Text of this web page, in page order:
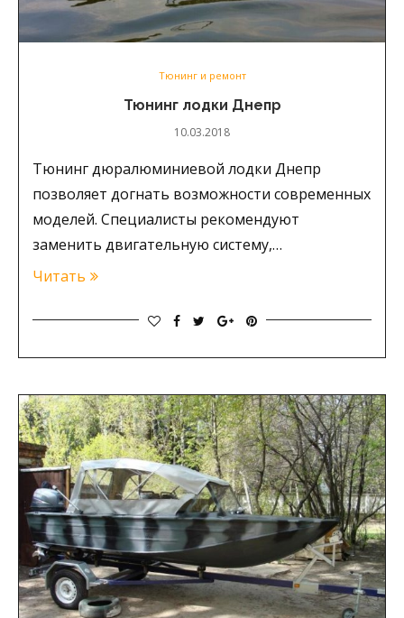
Тюнинг и ремонт
Тюнинг лодки Днепр
10.03.2018
Тюнинг дюралюминиевой лодки Днепр
позволяет догнать возможности современных
моделей. Специалисты рекомендуют
заменить двигательную систему,…
Читать